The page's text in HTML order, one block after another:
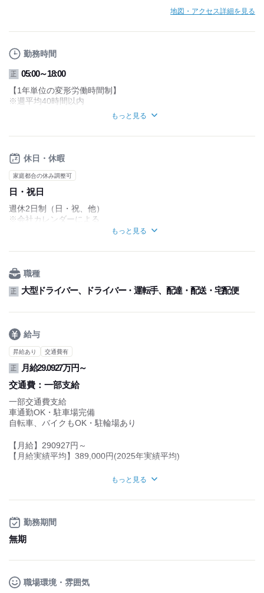
地図・アクセス詳細を見る
勤務時間
正 05:00～18:00
【1年単位の変形労働時間制】
※週平均40時間以内
上記の時間はあくまで一例です！
コース・配送状況により時間が前後することもあります。
もっと見る
休日・休暇
家庭都合の休み調整可
日・祝日
週休2日制（日・祝、他）
※会社カレンダーによる
稼ぎたい方はシフトを増やすことも可能
夏期休暇
年末年始休暇
慶弔休暇
介護休暇
育児休暇
もっと見る
職種
正 大型ドライバー、ドライバー・運転手、配達・配送・宅配便
給与
昇給あり 交通費有
正
月給29.0927万円～
交通費： 一部支給
一部交通費支給
車通勤OK・駐車場完備
自転車、バイクもOK・駐輪場あり
【月給】290927円～
【月給実績平均】389,000円(2025年実績平均)
※固定残業代（38時間分／62,577円～）を含みます
◆昇給／年1回
◆賞与／年2回※業績により決算賞与あり
昨年度の平均賞与実績：76～101万円（夏冬合計）+決算賞与15～
月収：389,000円です！
しっかり稼げる環境！
もっと見る
勤務期間
無期
職場環境・雰囲気